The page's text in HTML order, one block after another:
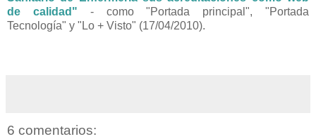
de calidad" - como "Portada principal", "Portada
Tecnología" y "Lo + Visto" (17/04/2010).
6 comentarios: